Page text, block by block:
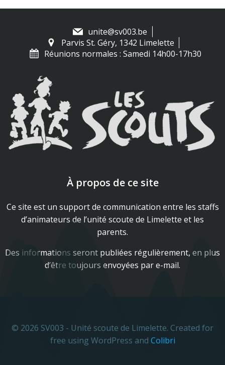
unite@sv003.be
Parvis St. Géry, 1342 Limelette
Réunions normales : Samedi 14h00-17h30
À propos de ce site
Ce site est un support de communication entre les staffs
d’animateurs de l’unité scoute de Limelette et les
parents.
Des informations seront publiées régulièrement, en plus
d’être toujours envoyées par e-mail.
© 2026 SV003 - Unité scoute de Limelette. Created for
free using WordPress and Colibri